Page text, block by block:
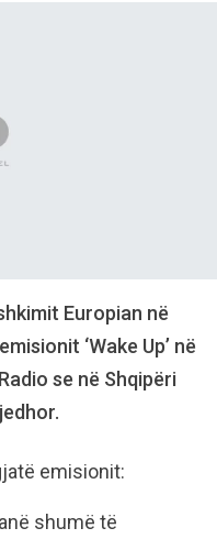
Europian në
‘Wake Up’ në
se në Shqipëri
emisionit:
shumë të